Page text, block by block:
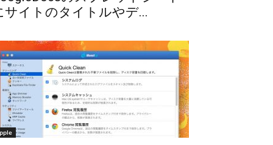
サイトのタイトルやデ...